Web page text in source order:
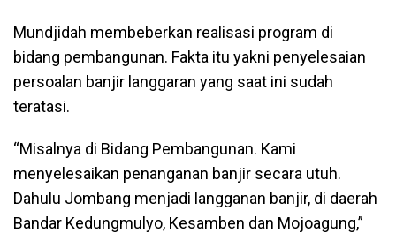
Mundjidah membeberkan realisasi program di
bidang pembangunan. Fakta itu yakni penyelesaian
persoalan banjir langgaran yang saat ini sudah
teratasi.
“Misalnya di Bidang Pembangunan. Kami
menyelesaikan penanganan banjir secara utuh.
Dahulu Jombang menjadi langganan banjir, di daerah
Bandar Kedungmulyo, Kesamben dan Mojoagung,”